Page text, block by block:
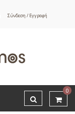
Σύνδεση / Εγγραφή
0